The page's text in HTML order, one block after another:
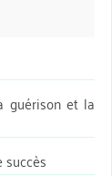
guérison et la